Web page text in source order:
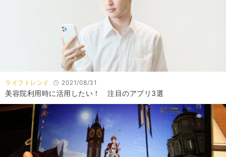
ライフトレンド 2021/08/31
美容院利用時に活用したい！ 注目のアプリ3選